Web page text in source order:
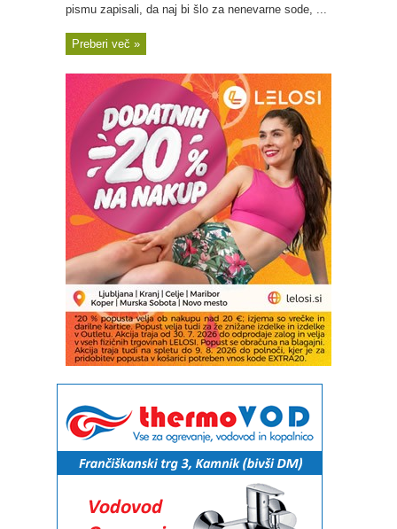
pismu zapisali, da naj bi šlo za nenevarne sode, ...
Preberi več »